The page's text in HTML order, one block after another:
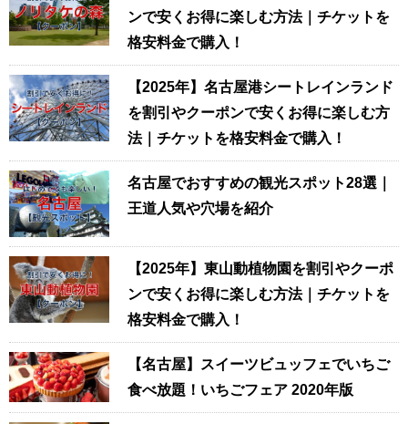
ンで安くお得に楽しむ方法｜チケットを
格安料金で購入！
【2025年】名古屋港シートレインランド
を割引やクーポンで安くお得に楽しむ方
法｜チケットを格安料金で購入！
名古屋でおすすめの観光スポット28選｜
王道人気や穴場を紹介
【2025年】東山動植物園を割引やクーポ
ンで安くお得に楽しむ方法｜チケットを
格安料金で購入！
【名古屋】スイーツビュッフェでいちご
食べ放題！いちごフェア 2020年版